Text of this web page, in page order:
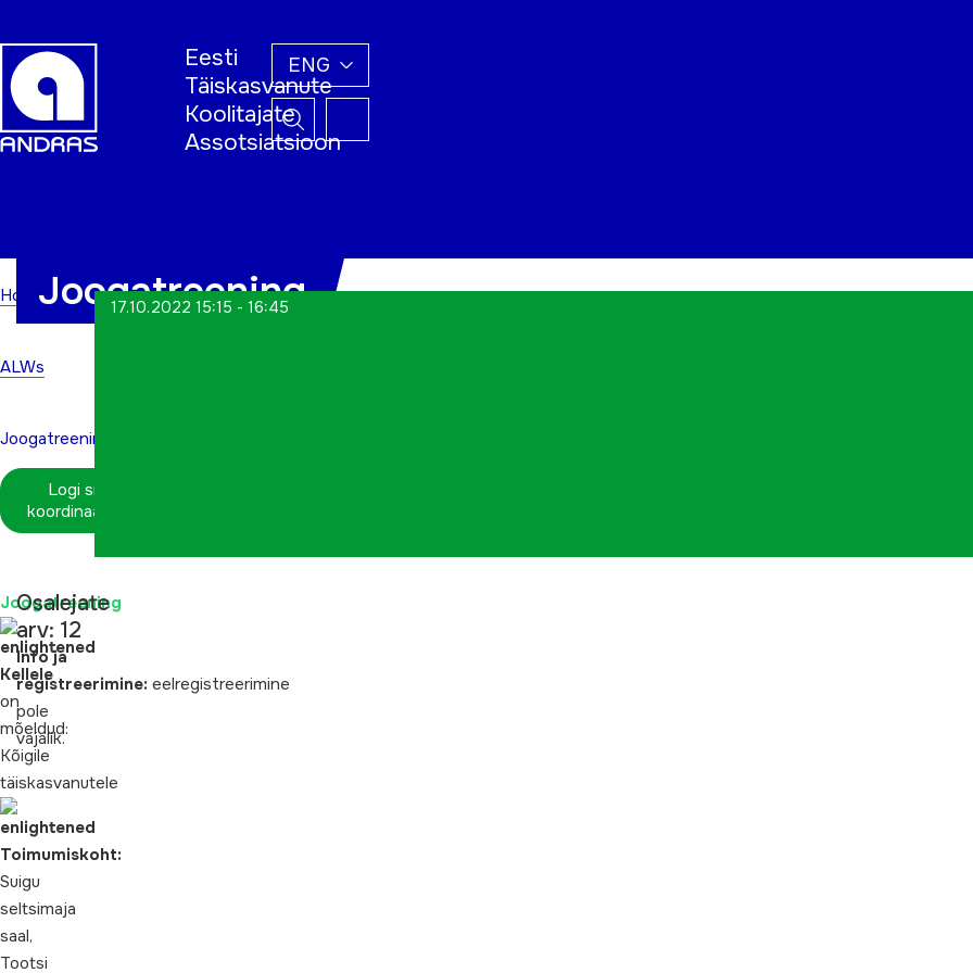
Eesti
Täiskasvanute
Koolitajate
Assotsiatsioon
ENG
Home
ALWs
Joogatreening
Logi sisse
koordinaatorina
Joogatreening
17.10.2022 15:15 - 16:45
Joogatreening
Kellele
on
mõeldud:
Kõigile
täiskasvanutele
Toimumiskoht:
Suigu
seltsimaja
saal,
Tootsi
Osalejate
arv: 12
Info ja
registreerimine: eelregistreerimine
pole
vajalik.